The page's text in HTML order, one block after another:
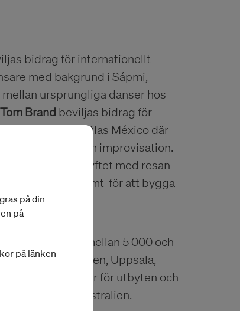
bidrag för internationellt
med bakgrund i Sápmi,
ursprungliga danser hos
Tom Brand beviljas bidrag för
till biennalen Atlas México där
sin praktik inom improvisation.
till Australien. Syftet med resan
musikaldans, samt för att bygga
som varierar mellan 5 000 och
Västerbotten, Uppsala,
450 000 kronor för utbyten och
Asien och Australien.
på din
på
på länken